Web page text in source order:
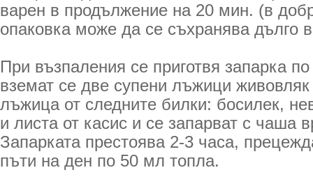
варен в продължение на 20 мин. (в
опаковка може да се съхранява дълго
При възпаления се приготвя запарка
вземат се две супени лъжици
лъжица от следните билки: босилек,
и листа от касис и се запарват с чаша
Запарката престоява 2-3 часа,
пъти на ден по 50 мл топла.